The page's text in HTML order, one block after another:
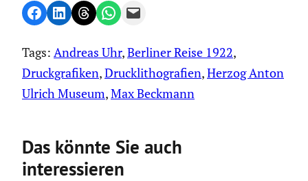
Share on Facebook
Share on LinkedIn
Share on Threads
Share on WhatsApp
Email this Page
Tags: Andreas Uhr, Berliner Reise 1922
Druckgrafiken, Drucklithografien, Herzog Anton
Ulrich Museum, Max Beckmann
Das könnte Sie auch
interessieren